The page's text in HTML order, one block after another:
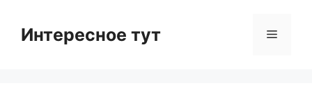
contentИнтересное тут Menu